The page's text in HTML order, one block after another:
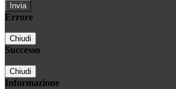
Errore
Chiudi
Successo
Chiudi
Informazione